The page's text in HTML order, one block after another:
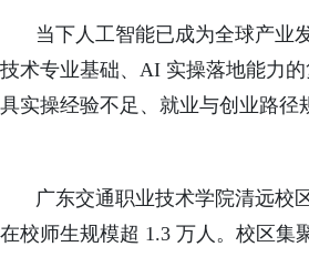
当下人工智能已成为全球产业
技术专业基础、AI 实操落地能力
具实操经验不足、就业与创业路径
广东交通职业技术学院清远校
在校师生规模超 1.3 万人。校区集